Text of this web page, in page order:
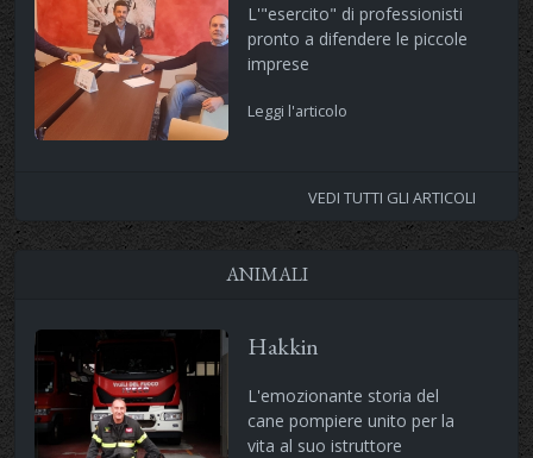
L'"esercito" di professionisti
pronto a difendere le piccole
imprese
Leggi l'articolo
VEDI TUTTI GLI ARTICOLI
ANIMALI
Hakkin
L'emozionante storia del
cane pompiere unito per la
vita al suo istruttore